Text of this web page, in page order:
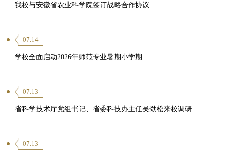
我校与安徽省农业科学院签订战略合作协议
07.14
学校全面启动2026年师范专业暑期小学期
07.13
省科学技术厅党组书记、省委科技办主任吴劲松来校调研
07.13